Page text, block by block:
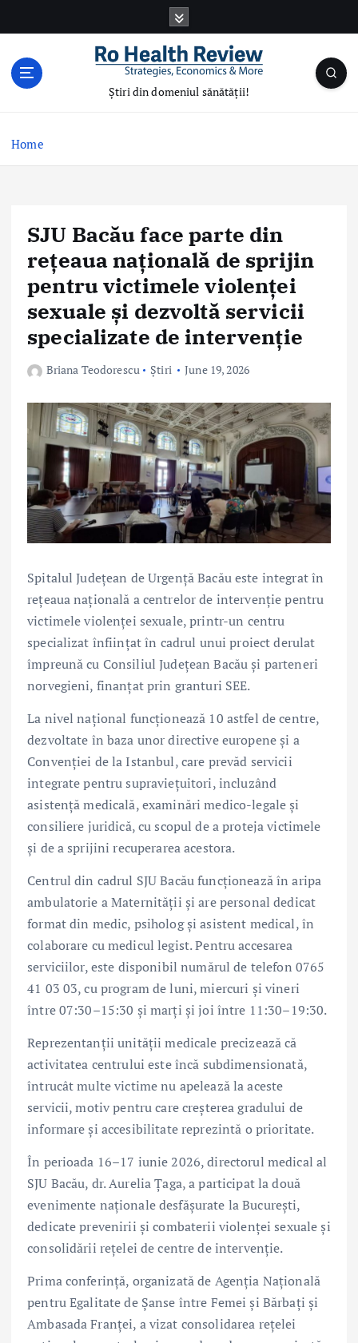
Știri din domeniul sănătății!
Home
SJU Bacău face parte din
rețeaua națională de sprijin
pentru victimele violenței
sexuale și dezvoltă servicii
specializate de intervenție
Briana Teodorescu Știri June 19, 2026
Spitalul Județean de Urgență Bacău este integrat în
rețeaua națională a centrelor de intervenție pentru
victimele violenței sexuale, printr-un centru
specializat înființat în cadrul unui proiect derulat
împreună cu Consiliul Județean Bacău și parteneri
norvegieni, finanțat prin granturi SEE.
La nivel național funcționează 10 astfel de centre,
dezvoltate în baza unor directive europene și a
Convenției de la Istanbul, care prevăd servicii
integrate pentru supraviețuitori, incluzând
asistență medicală, examinări medico-legale și
consiliere juridică, cu scopul de a proteja victimele
și de a sprijini recuperarea acestora.
Centrul din cadrul SJU Bacău funcționează în aripa
ambulatorie a Maternității și are personal dedicat
format din medic, psiholog și asistent medical, în
colaborare cu medicul legist. Pentru accesarea
serviciilor, este disponibil numărul de telefon 0765
41 03 03, cu program de luni, miercuri și vineri
între 07:30–15:30 și marți și joi între 11:30–19:30.
Reprezentanții unității medicale precizează că
activitatea centrului este încă subdimensionată,
întrucât multe victime nu apelează la aceste
servicii, motiv pentru care creșterea gradului de
informare și accesibilitate reprezintă o prioritate.
În perioada 16–17 iunie 2026, directorul medical al
SJU Bacău, dr. Aurelia Țaga, a participat la două
evenimente naționale desfășurate la București,
dedicate prevenirii și combaterii violenței sexuale și
consolidării rețelei de centre de intervenție.
Prima conferință, organizată de Agenția Națională
pentru Egalitate de Șanse între Femei și Bărbați și
Ambasada Franței, a vizat consolidarea rețelei